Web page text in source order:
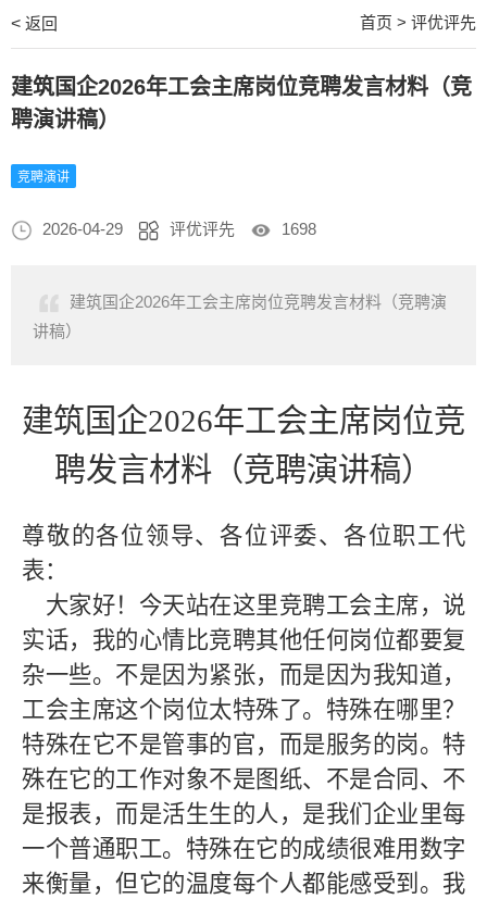
< 返回 首页 > 评优评先
建筑国企2026年工会主席岗位竞聘发言材料（竞
聘演讲稿）
竞聘演讲
2026-04-29 评优评先 1698
建筑国企2026年工会主席岗位竞聘发言材料（竞聘演
讲稿）
建筑国企2026年工会主席岗位竞
聘发言材料（竞聘演讲稿）
尊敬的各位领导、各位评委、各位职工代
表：
大家好！今天站在这里竞聘工会主席，说
实话，我的心情比竞聘其他任何岗位都要复
杂一些。不是因为紧张，而是因为我知道，
工会主席这个岗位太特殊了。特殊在哪里？
特殊在它不是管事的官，而是服务的岗。特
殊在它的工作对象不是图纸、不是合同、不
是报表，而是活生生的人，是我们企业里每
一个普通职工。特殊在它的成绩很难用数字
来衡量，但它的温度每个人都能感受到。我